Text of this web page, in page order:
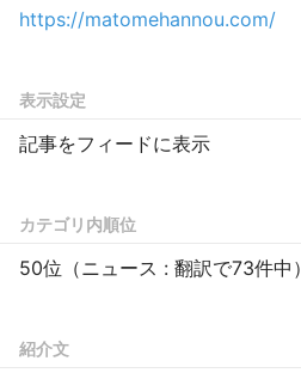
https://matomehannou.com/
表示設定
記事をフィードに表示
カテゴリ内順位
50位（ニュース : 翻訳で73件中）
紹介文